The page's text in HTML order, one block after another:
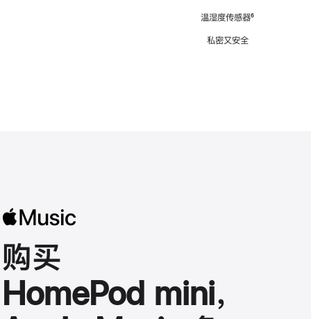
温湿度传感器脚
⁶
私密又安全
购买
HomePod mini，